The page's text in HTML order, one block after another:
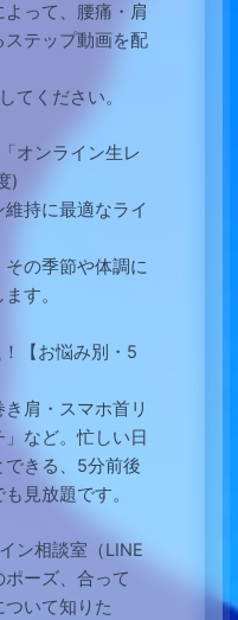
って、腰痛・肩
ステップ動画を配
てください。
オンライン生レ
)
持に最適なライ
その季節や体調に
す。
【お悩み別・5
き肩・スマホ首リ
など。忙しい日
きる、5分前後
見放題です。
ン相談室（LINE
ーズ、合って
いて知りた